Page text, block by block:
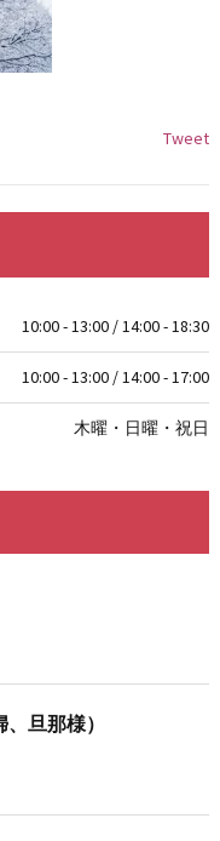
Tweet
10:00 - 13:00 / 14:00 - 18:30
10:00 - 13:00 / 14:00 - 17:00
木曜・日曜・祝日
旦那様）